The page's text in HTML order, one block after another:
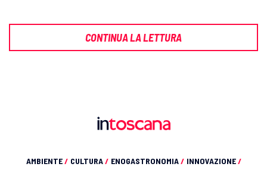
CONTINUA LA LETTURA
AMBIENTE/ CULTURA/ ENOGASTRONOMIA/ INNOVAZIONE/